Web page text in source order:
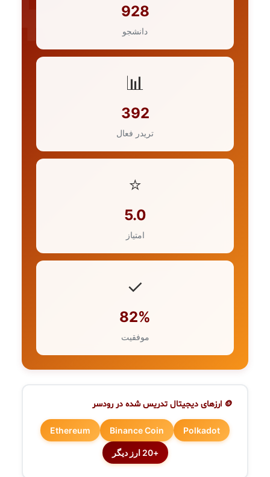
928
دانشجو
📊
392
تریدر فعال
⭐
5.0
امتیاز
✓
82%
موفقیت
🪙 ارزهای دیجیتال تدریس شده در رودسر
Polkadot
Binance Coin
Ethereum
+20 ارز دیگر